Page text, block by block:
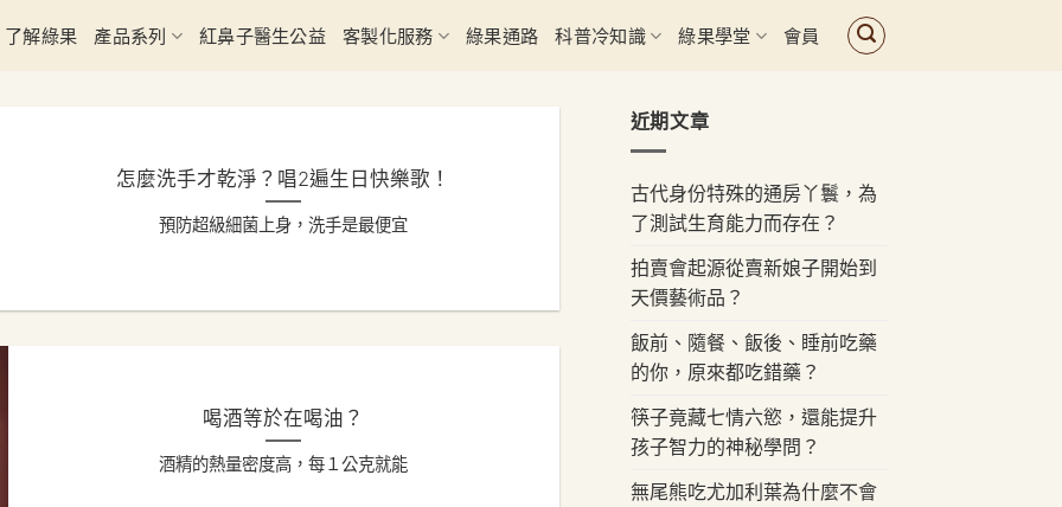
了解綠果 產品系列 紅鼻子醫生公益 客製化服務 綠果通路 科普冷知識 綠果學堂 會員
怎麼洗手才乾淨？唱2遍生日快樂歌！
預防超級細菌上身，洗手是最便宜
喝酒等於在喝油？
酒精的熱量密度高，每１公克就能
近期文章
古代身份特殊的通房丫鬟，為
了測試生育能力而存在？
拍賣會起源從賣新娘子開始到
天價藝術品？
飯前、隨餐、飯後、睡前吃藥
的你，原來都吃錯藥？
筷子竟藏七情六慾，還能提升
孩子智力的神秘學問？
無尾熊吃尤加利葉為什麼不會